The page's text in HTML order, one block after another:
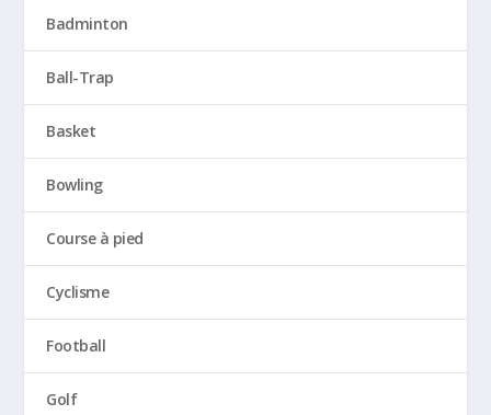
Badminton
Ball-Trap
Basket
Bowling
Course à pied
Cyclisme
Football
Golf